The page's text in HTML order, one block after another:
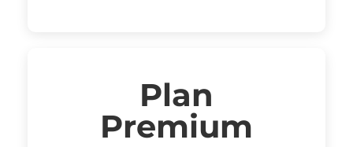
Plan
Premium